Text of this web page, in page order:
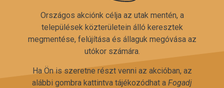
Országos akciónk célja az utak mentén, a
települések közterületein álló keresztek
megmentése, felújítása és állaguk megóvása az
utókor számára.
Ha Ön is szeretne részt venni az akcióban, az
alábbi gombra kattintva tájékozódhat a Fogadj